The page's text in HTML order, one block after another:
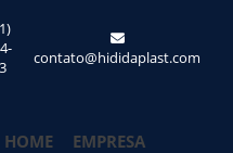
contato@hididaplast.com
HOME EMPRESA